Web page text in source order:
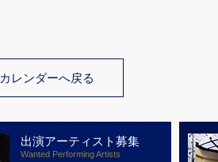
カレンダーへ戻る
出演アーティスト募集
Wanted Performing Artists